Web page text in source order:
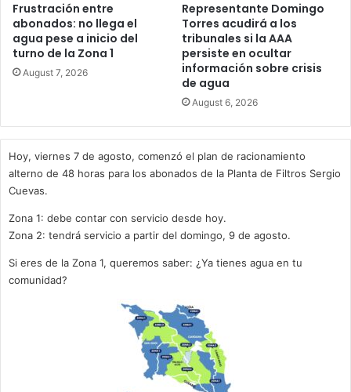
Frustración entre
abonados: no llega el
agua pese a inicio del
turno de la Zona 1
August 7, 2026
Representante Domingo
Torres acudirá a los
tribunales si la AAA
persiste en ocultar
información sobre crisis
de agua
August 6, 2026
Hoy, viernes 7 de agosto, comenzó el plan de racionamiento
alterno de 48 horas para los abonados de la Planta de Filtros Sergio
Cuevas.
Zona 1: debe contar con servicio desde hoy.
Zona 2: tendrá servicio a partir del domingo, 9 de agosto.
Si eres de la Zona 1, queremos saber: ¿Ya tienes agua en tu
comunidad?